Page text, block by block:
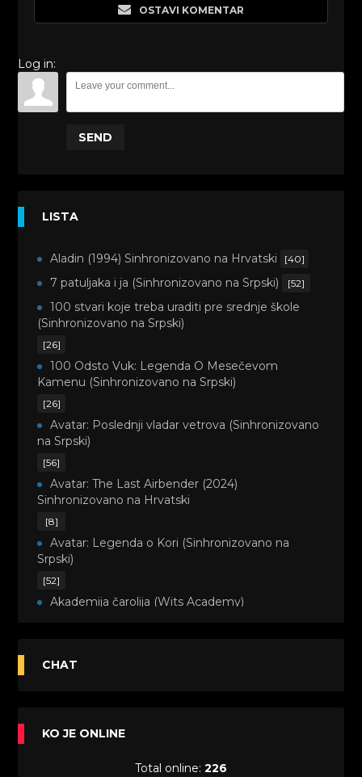
OSTAVI KOMENTAR
Log in:
SEND
LISTA
Aladin (1994) Sinhronizovano na Hrvatski [40]
7 patuljaka i ja (Sinhronizovano na Srpski) [52]
100 stvari koje treba uraditi pre srednje škole
(Sinhronizovano na Srpski)
[26]
100 Odsto Vuk: Legenda O Mesečevom
Kamenu (Sinhronizovano na Srpski)
[26]
Avatar: Poslednji vladar vetrova (Sinhronizovano
na Srpski)
[56]
Avatar: The Last Airbender (2024)
Sinhronizovano na Hrvatski
[8]
Avatar: Legenda o Kori (Sinhronizovano na
Srpski)
[52]
Akademija čarolija (Wits Academy)
Avanture Maje i Marka (Sinhronizovano na
Sinhronizovano na Srpski
CHAT
KO JE ONLINE
Total online: 226